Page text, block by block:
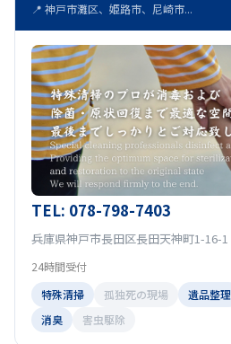
📍 神戸市灘区、姫路市、尼崎市...
TEL: 078-798-7403
兵庫県神戸市長田区長田天神町1-16-1
24時間受付
特殊清掃
孤独死の現場 遺品整理
消臭
害虫駆除